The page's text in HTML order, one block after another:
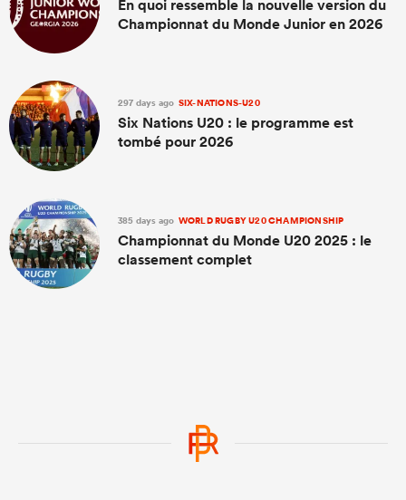
En quoi ressemble la nouvelle version du
Championnat du Monde Junior en 2026
297 days ago SIX-NATIONS-U20
Six Nations U20 : le programme est
tombé pour 2026
385 days ago WORLD RUGBY U20 CHAMPIONSHIP
Championnat du Monde U20 2025 : le
classement complet